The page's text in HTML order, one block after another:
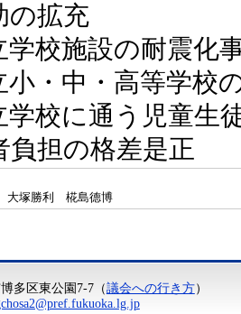
の拡充
校施設の耐震化
・中・高等学校
校に通う児童生
負担の格差是正
塚勝利 椛島德博
多区東公園7-7（議会への行き方）